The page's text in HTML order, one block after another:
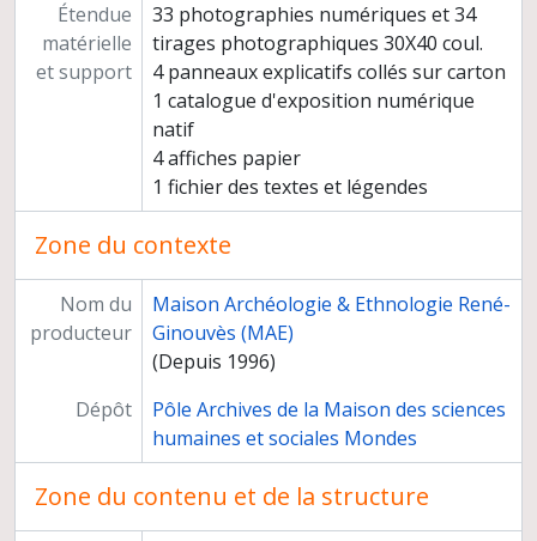
Étendue
matérielle
et support
33 photographies numériques et 34
tirages photographiques 30X40 coul.
4 panneaux explicatifs collés sur carton
1 catalogue d'exposition numérique
natif
4 affiches papier
1 fichier des textes et légendes
Zone du contexte
Nom du
producteur
Maison Archéologie & Ethnologie René-
Ginouvès (MAE)
(Depuis 1996)
Dépôt
Pôle Archives de la Maison des sciences
humaines et sociales Mondes
Zone du contenu et de la structure